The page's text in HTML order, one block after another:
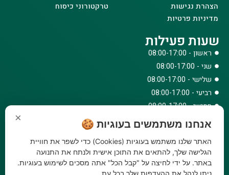
הצהרת נגישות
מדיניות פרטיות
טרקטורוני כיסוח
שעות פעילות
ראשון - 08:00-17:00
שני - 08:00-17:00
שלישי - 08:00-17:00
רביעי - 08:00-17:00
חמישי - 08:00-17:00
שישי - 08:00-12:30
צרו קשר
073-779-6243
וואטסאפ
× אנחנו משתמשים בעוגיות 🍪
האתר שלנו משתמש בעוגיות (Cookies) כדי לשפר את חוויית
הגלישה שלך, להתאים את התוכן אישית ולנתח את התנועה
באתר. על ידי לחיצה על "קבל הכל" אתה מסכים לשימוש בעוגיות.
ניתן לנהל את ההעדפות שלך בכל עת.